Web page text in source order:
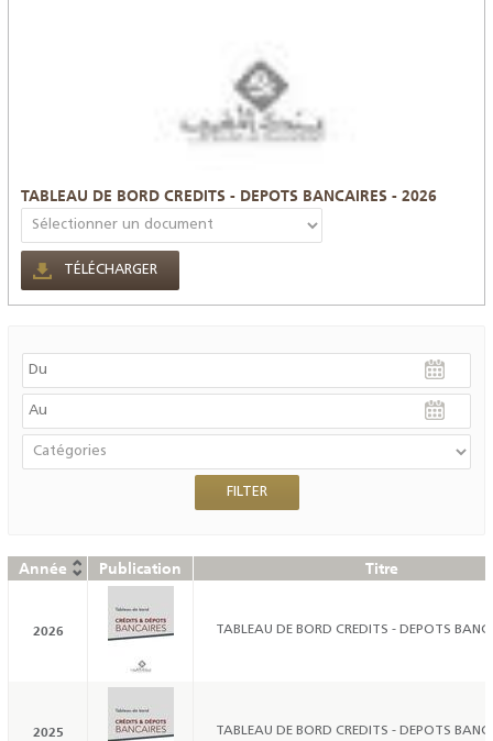
TABLEAU DE BORD CREDITS - DEPOTS BANCAIRES - 2026
TÉLÉCHARGER
Année Publication Titre
2026 TABLEAU DE BORD CREDITS - DEPOTS
2025 TABLEAU DE BORD CREDITS - DEPOTS